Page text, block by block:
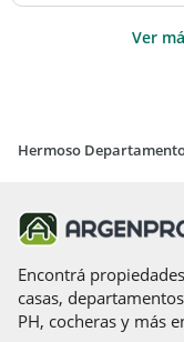
Ver
Encontrá
casas,
PH, cocheras y más